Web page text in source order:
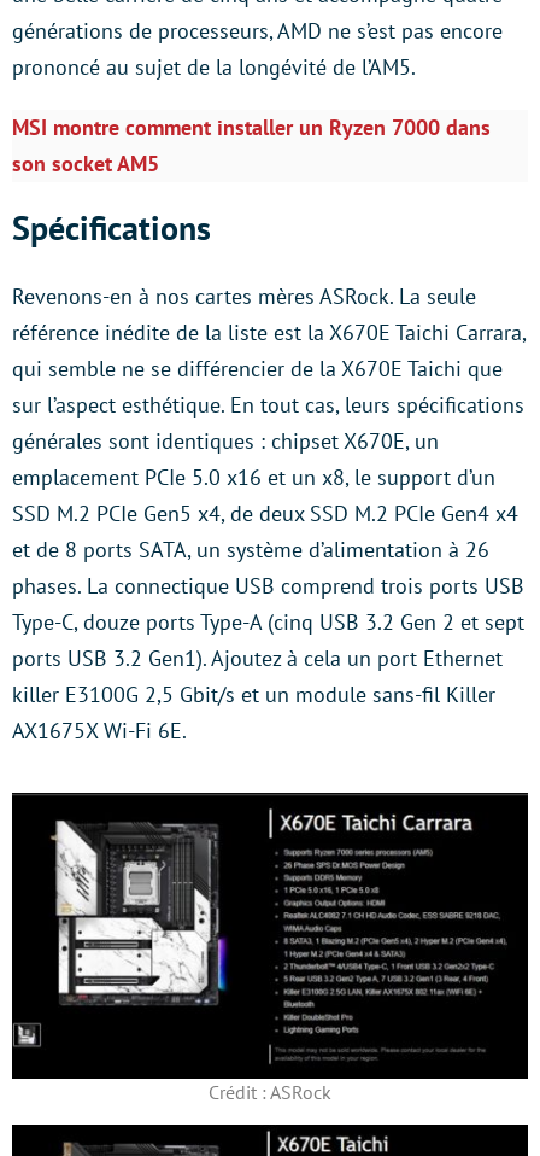
générations de processeurs, AMD ne s’est pas encore
prononcé au sujet de la longévité de l’AM5.
MSI montre comment installer un Ryzen 7000 dans
son socket AM5
Spécifications
Revenons-en à nos cartes mères ASRock. La seule
référence inédite de la liste est la X670E Taichi Carrara,
qui semble ne se différencier de la X670E Taichi que
sur l’aspect esthétique. En tout cas, leurs spécifications
générales sont identiques : chipset X670E, un
emplacement PCIe 5.0 x16 et un x8, le support d’un
SSD M.2 PCIe Gen5 x4, de deux SSD M.2 PCIe Gen4 x4
et de 8 ports SATA, un système d’alimentation à 26
phases. La connectique USB comprend trois ports USB
Type-C, douze ports Type-A (cinq USB 3.2 Gen 2 et sept
ports USB 3.2 Gen1). Ajoutez à cela un port Ethernet
killer E3100G 2,5 Gbit/s et un module sans-fil Killer
AX1675X Wi-Fi 6E.
Crédit : ASRock